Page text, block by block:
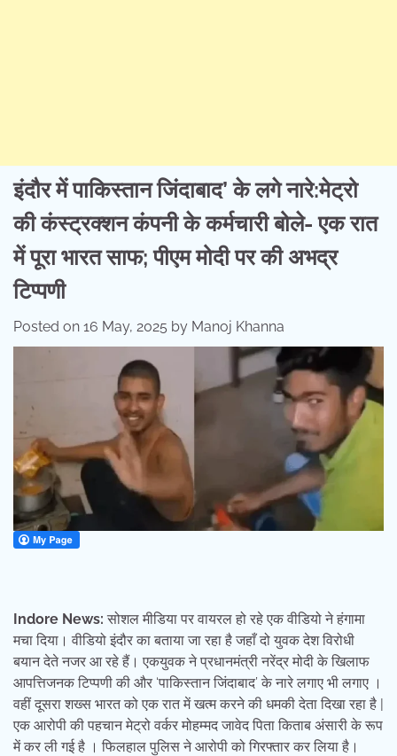
इंदौर में पाकिस्तान जिंदाबाद’ के लगे नारे:मेट्रो
की कंस्ट्रक्शन कंपनी के कर्मचारी बोले- एक रात
में पूरा भारत साफ; पीएम मोदी पर की अभद्र
टिप्पणी
Posted on 16 May, 2025 by Manoj Khanna
Indore News: सोशल मीडिया पर वायरल हो रहे एक वीडियो ने हंगामा
मचा दिया। वीडियो इंदौर का बताया जा रहा है जहाँ दो युवक देश विरोधी
बयान देते नजर आ रहे हैं। एकयुवक ने प्रधानमंत्री नरेंद्र मोदी के खिलाफ
आपत्तिजनक टिप्पणी की और ‘पाकिस्तान जिंदाबाद’ के नारे लगाए भी लगाए ।
वहीं दूसरा शख्स भारत को एक रात में खत्म करने की धमकी देता दिखा रहा है |
एक आरोपी की पहचान मेट्रो वर्कर मोहम्मद जावेद पिता किताब अंसारी के रूप
में कर ली गई है । फिलहाल पुलिस ने आरोपी को गिरफ्तार कर लिया है।